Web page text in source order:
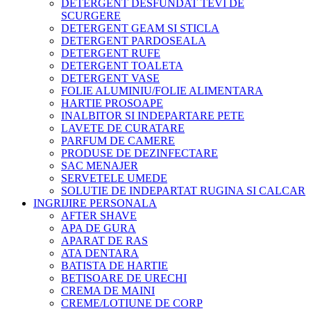
DETERGENT DESFUNDAT TEVI DE
SCURGERE
DETERGENT GEAM SI STICLA
DETERGENT PARDOSEALA
DETERGENT RUFE
DETERGENT TOALETA
DETERGENT VASE
FOLIE ALUMINIU/FOLIE ALIMENTARA
HARTIE PROSOAPE
INALBITOR SI INDEPARTARE PETE
LAVETE DE CURATARE
PARFUM DE CAMERE
PRODUSE DE DEZINFECTARE
SAC MENAJER
SERVETELE UMEDE
SOLUTIE DE INDEPARTAT RUGINA SI CALCAR
INGRIJIRE PERSONALA
AFTER SHAVE
APA DE GURA
APARAT DE RAS
ATA DENTARA
BATISTA DE HARTIE
BETISOARE DE URECHI
CREMA DE MAINI
CREME/LOTIUNE DE CORP